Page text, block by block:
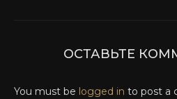
ОСТАВЬТЕ
You must be logged in to post a